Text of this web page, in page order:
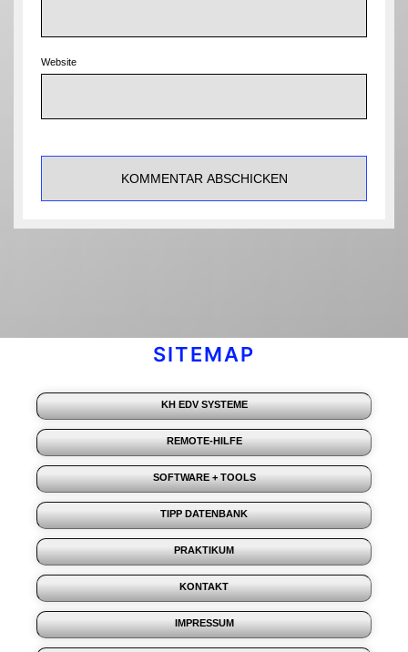
Website
SITEMAP
KH EDV SYSTEME
REMOTE-HILFE
SOFTWARE + TOOLS
TIPP DATENBANK
PRAKTIKUM
KONTAKT
IMPRESSUM